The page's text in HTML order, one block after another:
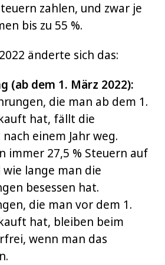
zahlen, und zwar je
bis zu 55 %.
änderte sich das:
(ab dem 1. März 2022):
die man ab dem 1.
hat, fällt die
einem Jahr weg.
immer 27,5 % Steuern auf
wie lange man die
besessen hat.
die man vor dem 1.
hat, bleiben beim
wenn man das